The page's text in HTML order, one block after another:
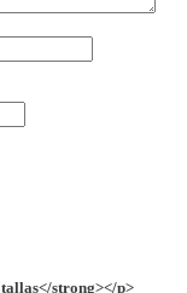
strong></p>